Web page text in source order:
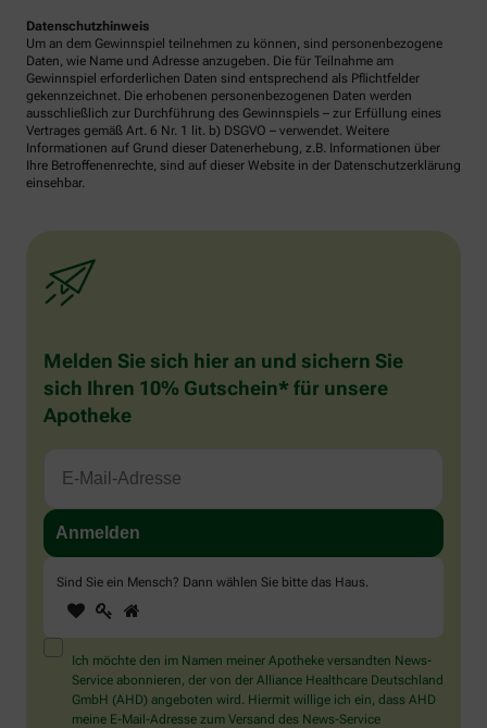
Datenschutzhinweis
Um an dem Gewinnspiel teilnehmen zu können, sind personenbezogene
Daten, wie Name und Adresse anzugeben. Die für Teilnahme am
Gewinnspiel erforderlichen Daten sind entsprechend als Pflichtfelder
gekennzeichnet. Die erhobenen personenbezogenen Daten werden
ausschließlich zur Durchführung des Gewinnspiels – zur Erfüllung eines
Vertrages gemäß Art. 6 Nr. 1 lit. b) DSGVO – verwendet. Weitere
Informationen auf Grund dieser Datenerhebung, z.B. Informationen über
Ihre Betroffenenrechte, sind auf dieser Website in der Datenschutzerklärung
einsehbar.
Melden Sie sich hier an und sichern Sie
sich Ihren 10% Gutschein* für unsere
Apotheke
Sind Sie ein Mensch? Dann wählen Sie bitte das Haus
Sind
Sie
ein
Mensch?
Dann
wählen
Sie
1 2
Ich möchte den im Namen meiner Apotheke versandten News-
Service abonnieren, der von der Alliance Healthcare Deutschland
GmbH (AHD) angeboten wird. Hiermit willige ich ein, dass AHD
meine E-Mail-Adresse zum Versand des News-Service